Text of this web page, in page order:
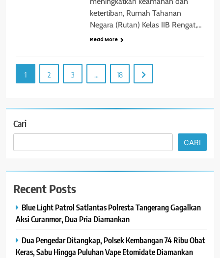
ketertiban, Rumah Tahanan
Negara (Rutan) Kelas IIB Rengat,…
Read More
1 2 3 … 18
Cari
CARI
Recent Posts
Blue Light Patrol Satlantas Polresta Tangerang Gagalkan
Aksi Curanmor, Dua Pria Diamankan
Dua Pengedar Ditangkap, Polsek Kembangan 74 Ribu Obat
Keras, Sabu Hingga Puluhan Vape Etomidate Diamankan